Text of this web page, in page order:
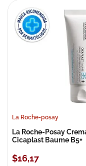
La Roche-posay
La Roche-Posay
Cicaplast Baume B5+
$16,17